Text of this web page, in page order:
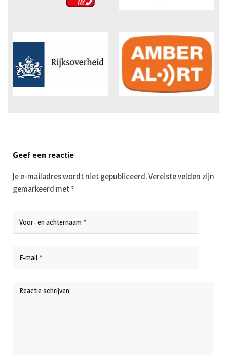
Geef een reactie
Je e-mailadres wordt niet gepubliceerd.Vereiste velden zijn
gemarkeerd met *